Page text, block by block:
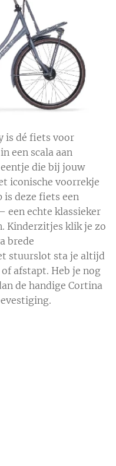
is dé fiets voor
een scala aan
die bij jouw
iconische voorrekje
deze fiets een
een echte klassieker
Kinderzitjes klik je zo
brede
stuurslot sta je altijd
afstapt. Heb je nog
de handige Cortina